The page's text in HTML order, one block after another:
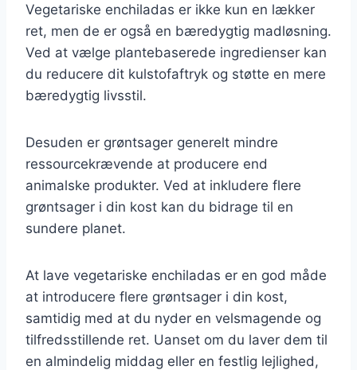
Vegetariske enchiladas er ikke kun en lækker
ret, men de er også en bæredygtig madløsning.
Ved at vælge plantebaserede ingredienser kan
du reducere dit kulstofaftryk og støtte en mere
bæredygtig livsstil.
Desuden er grøntsager generelt mindre
ressourcekrævende at producere end
animalske produkter. Ved at inkludere flere
grøntsager i din kost kan du bidrage til en
sundere planet.
At lave vegetariske enchiladas er en god måde
at introducere flere grøntsager i din kost,
samtidig med at du nyder en velsmagende og
tilfredsstillende ret. Uanset om du laver dem til
en almindelig middag eller en festlig lejlighed,